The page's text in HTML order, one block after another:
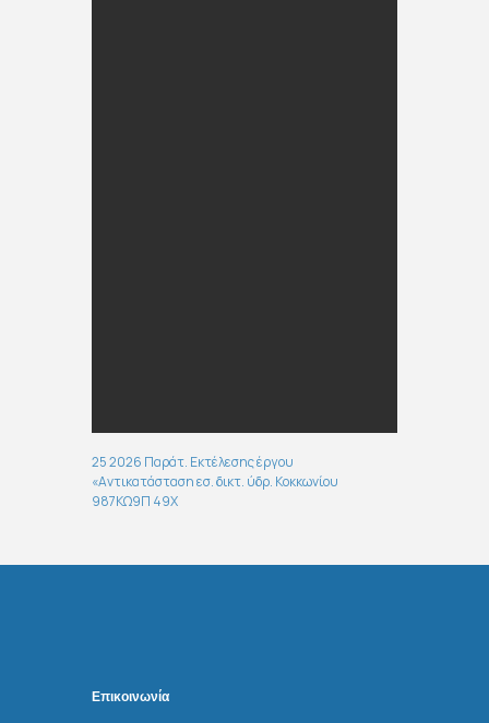
25 2026 Παράτ. Εκτέλεσης έργου
«Αντικατάσταση εσ. δικτ. ύδρ. Κοκκωνίου
987ΚΩ9Π 49Χ
Επικοινωνία